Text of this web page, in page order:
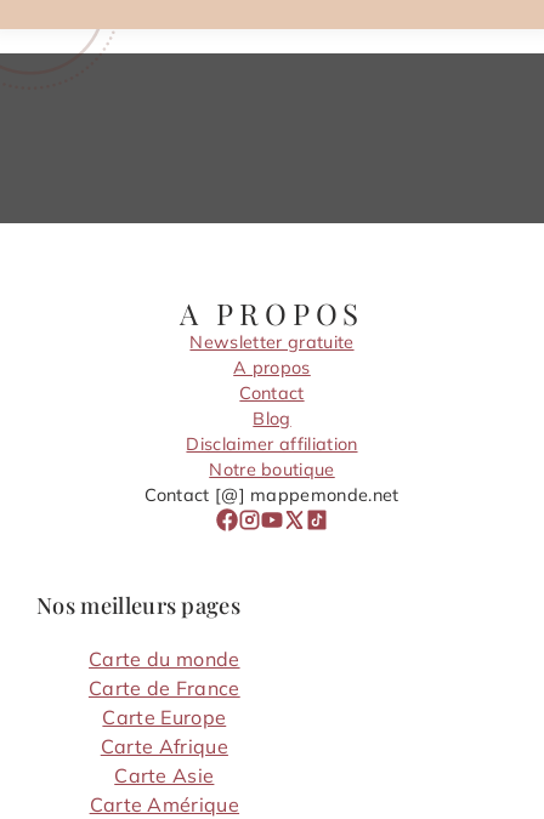
A PROPOS
Newsletter gratuite
A propos
Contact
Blog
Disclaimer affiliation
Notre boutique
Contact [@] mappemonde.net
Nos meilleurs pages
Carte du monde
Carte de France
Carte Europe
Carte Afrique
Carte Asie
Carte Amérique